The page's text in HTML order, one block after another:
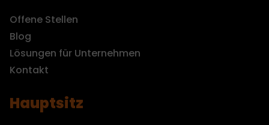
Offene Stellen
Blog
Lösungen für Unternehmen
Kontakt
Hauptsitz